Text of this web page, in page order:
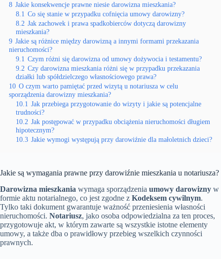
8 Jakie konsekwencje prawne niesie darowizna mieszkania?
8.1 Co się stanie w przypadku cofnięcia umowy darowizny?
8.2 Jak zachowek i prawa spadkobierców dotyczą darowizny
mieszkania?
9 Jakie są różnice między darowizną a innymi formami przekazania
nieruchomości?
9.1 Czym różni się darowizna od umowy dożywocia i testamentu?
9.2 Czy darowizna mieszkania różni się w przypadku przekazania
działki lub spółdzielczego własnościowego prawa?
10 O czym warto pamiętać przed wizytą u notariusza w celu
sporządzenia darowizny mieszkania?
10.1 Jak przebiega przygotowanie do wizyty i jakie są potencjalne
trudności?
10.2 Jak postępować w przypadku obciążenia nieruchomości długiem
hipotecznym?
10.3 Jakie wymogi występują przy darowiźnie dla małoletnich dzieci?
Jakie są wymagania prawne przy darowiźnie mieszkania u notariusza?
Darowizna mieszkania wymaga sporządzenia umowy darowizny w
formie aktu notarialnego, co jest zgodne z Kodeksem cywilnym.
Tylko taki dokument gwarantuje ważność przeniesienia własności
nieruchomości. Notariusz, jako osoba odpowiedzialna za ten proces,
przygotowuje akt, w którym zawarte są wszystkie istotne elementy
umowy, a także dba o prawidłowy przebieg wszelkich czynności
prawnych.